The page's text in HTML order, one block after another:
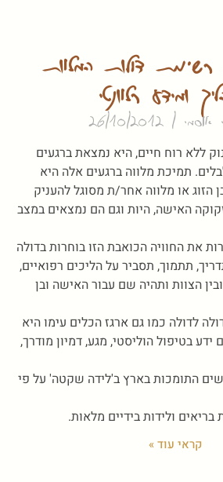
רשימת דולות המלוות
ומידע רלוונטי
אוסמי 26/10/2012
ללא רוח חיים, היא נמצאת ברגעים
תמיכת מלווה ברגעים אלה היא
הזוג או מלווה אחר/ת מסוגל להעניק
האישה, היות וגם הם נמצאים במצב
את החוויה הכואבת הזו בוחרות בדולה
תתמוך, תסביר על הליכים רפואיים,
הצוות ותהיה שם עבור האישה ובן
לדולה כמו גם ארגז הכלים עימו היא
בטיפול הוליסטי, מגע, דמיון מודרך,
התומכות בארץ ב'לידה שקטה' על פי
בריאים ולידות בידיים מלאות.
קראי עוד »